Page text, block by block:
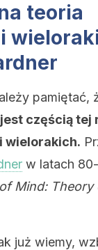
teoria
pamiętać,
częścią tej
wielorakich.
w latach
Mind:
już wiemy,